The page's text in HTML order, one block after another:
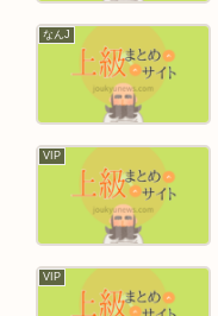
なんJ
VIP
VIP